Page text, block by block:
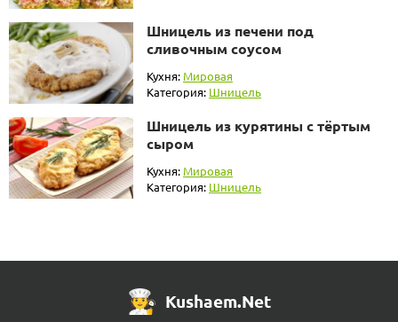
Шницель из печени под
сливочным соусом
Кухня: Мировая
Категория: Шницель
Шницель из курятины с тёртым
сыром
Кухня: Мировая
Категория: Шницель
Kushaem.Net